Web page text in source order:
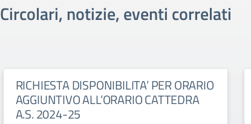
Circolari, notizie, eventi correlati
RICHIESTA DISPONIBILITA’ PER ORARIO
AGGIUNTIVO ALL’ORARIO CATTEDRA
A.S. 2024-25